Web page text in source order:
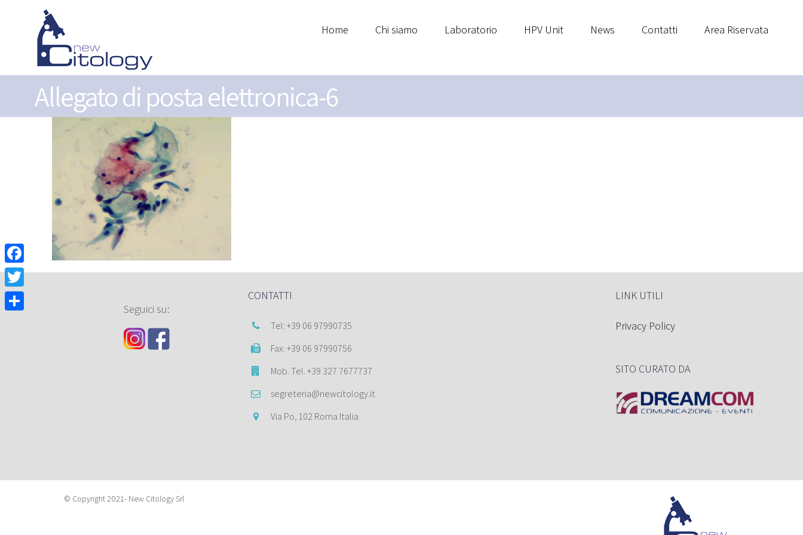
Home Chi siamo Laboratorio HPV Unit News Contatti Area Riservata
Allegato di posta elettronica-6
Seguici su:
CONTATTI
Tel: +39 06 97990735
Fax: +39 06 97990756
Mob. Tel. +39 327 7677737
segreteria@newcitology.it
Via Po, 102 Roma Italia
LINK UTILI
Privacy Policy
SITO CURATO DA
© Copyright 2021- New Citology Srl
Facebook
Twitter